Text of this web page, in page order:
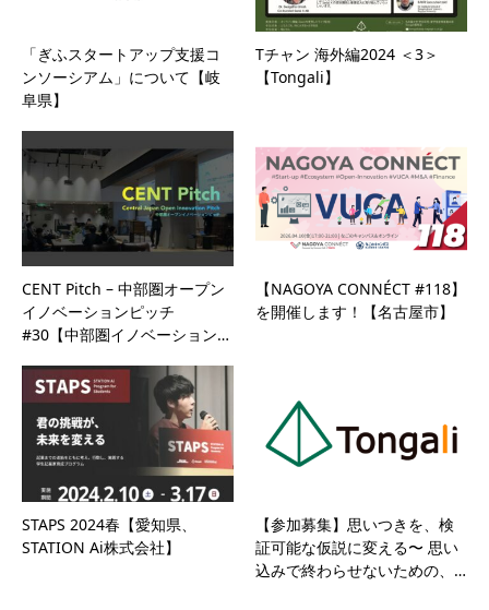
「ぎふスタートアップ支援コ
ンソーシアム」について【岐
阜県】
Tチャン 海外編2024 ＜3＞
【Tongali】
CENT Pitch – 中部圏オープン
イノベーションピッチ
#30【中部圏イノベーション…
【NAGOYA CONNÉCT #118】
を開催します！【名古屋市】
STAPS 2024春【愛知県、
STATION Ai株式会社】
【参加募集】思いつきを、検
証可能な仮説に変える〜 思い
込みで終わらせないための、…